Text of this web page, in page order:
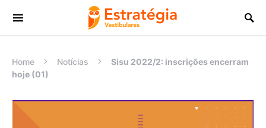
Procurar:
Home Notícias
Sisu 2022/2: inscrições encerram
hoje (01)